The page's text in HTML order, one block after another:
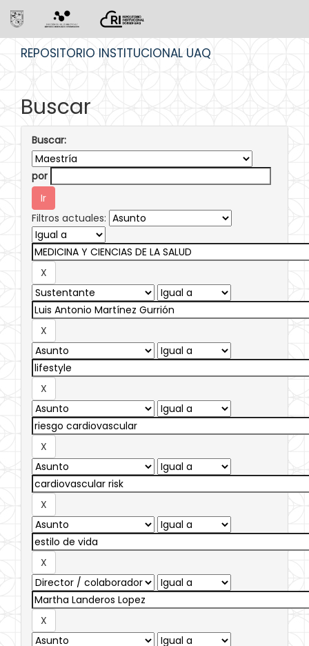
REPOSITORIO INSTITUCIONAL UAQ
Buscar
Buscar:
por
Filtros actuales: